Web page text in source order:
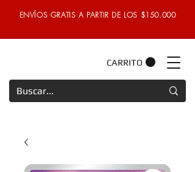
ENVÍOS GRATIS A PARTIR DE LOS $150.000
CARRITO